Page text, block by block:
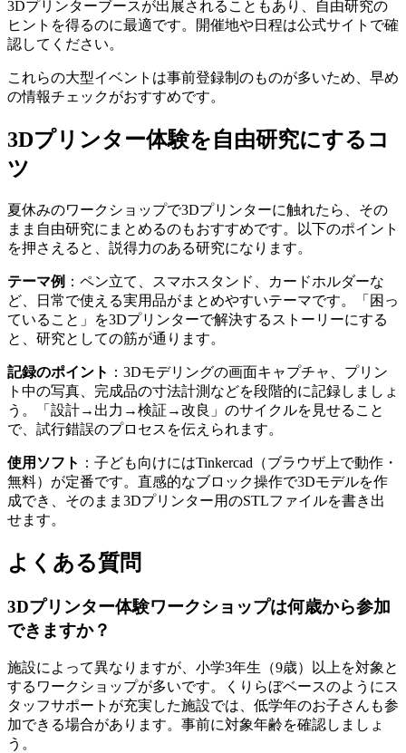
3Dプリンターブースが出展されることもあり、自由研究の
ヒントを得るのに最適です。開催地や日程は公式サイトで確
認してください。
これらの大型イベントは事前登録制のものが多いため、早め
の情報チェックがおすすめです。
3Dプリンター体験を自由研究にするコ
ツ
夏休みのワークショップで3Dプリンターに触れたら、その
まま自由研究にまとめるのもおすすめです。以下のポイント
を押さえると、説得力のある研究になります。
テーマ例 ：ペン立て、スマホスタンド、カードホルダーな
ど、日常で使える実用品がまとめやすいテーマです。「困っ
ていること」を3Dプリンターで解決するストーリーにする
と、研究としての筋が通ります。
記録のポイント ：3Dモデリングの画面キャプチャ、プリン
ト中の写真、完成品の寸法計測などを段階的に記録しましょ
う。「設計→出力→検証→改良」のサイクルを見せること
で、試行錯誤のプロセスを伝えられます。
使用ソフト ：子ども向けにはTinkercad（ブラウザ上で動作・
無料）が定番です。直感的なブロック操作で3Dモデルを作
成でき、そのまま3Dプリンター用のSTLファイルを書き出
せます。
よくある質問
3Dプリンター体験ワークショップは何歳から参加
できますか？
施設によって異なりますが、小学3年生（9歳）以上を対象と
するワークショップが多いです。くりらぼベースのようにス
タッフサポートが充実した施設では、低学年のお子さんも参
加できる場合があります。事前に対象年齢を確認しましょ
う。